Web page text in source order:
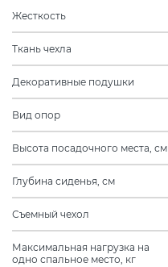
Жесткость
Ткань чехла
Декоративные подушки
Вид опор
Высота посадочного места, см
Глубина сиденья, см
Съемный чехол
Максимальная нагрузка на
одно спальное место, кг